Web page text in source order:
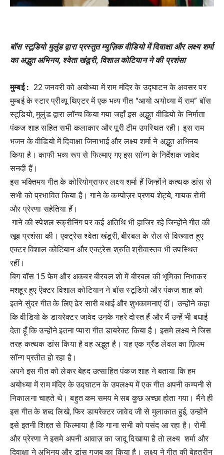
बॉस स्टूडियो मुलुंड द्वारा प्रस्तुत म्युज़िक वीडियो में दिवाक्षा और लक्ष्य शर्मा
का अद्भुत अभिनय, श्वेता खंडूरी, विशाल कोटियान ने की प्रशंसा
मुम्बई : 22 जनवरी को अयोध्या में राम मंदिर के उद्घाटन के अवसर पर
मुम्बई के स्टार प्रीव्यू थिएटर में एक भव्य गीत “आयो अयोध्या में राम” बॉस
स्टूडियो, मुलुंड द्वारा लॉन्च किया गया जहाँ इस अद्भुत वीडियो के निर्माता
पंकज शाह सहित सभी कलाकार और पूरी टीम उपस्थित रही। इस राम
भजन के वीडियो में दिवाक्षा जिनाभाई और लक्ष्य शर्मा ने अद्भुत अभिनय
किया है। काफी भव्य रूप से फिल्माए गए इस सॉन्ग के निर्देशक जावेद
सनदी हैं।
इस भक्तिमय गीत के कोरियोग्राफर लक्ष्य शर्मा हैं जिन्होंने कत्थक डांस से
सभी को प्रभावित किया है। गाने के कम्पोज़र प्रणय शेट्ये, गायक रोमी
और प्रेरणा सहेतिया हैं।
गाने की स्पेशल स्क्रीनिंग पर कई अतिथि भी हाजिर रहे जिन्होंने गीत की
खूब प्रशंसा की। एक्ट्रेस श्वेता खंडूरी, बीरबल के रोल से विख्यात हुए
एक्टर विशाल कोटियान और एक्ट्रेस श्रुति श्रीवास्तव भी उपस्थित
रहीं।
बिग बॉस 15 फेम और अकबर बीरबल शो में बीरबल की भूमिका निभाकर
मशहूर हुए ऎक्टर विशाल कोटियान ने बॉस स्टूडियो और पंकज शाह को
इतने सुंदर गीत के लिए ढेर सारी बधाई और शुभकामनाएं दीं। उन्होंने कहा
कि वीडियो के डायरेक्टर जावेद उनके गहरे दोस्त हैं और मैं उन्हें भी बधाई
देता हूँ कि उन्होंने इतना प्यारा गीत डायरेक्ट किया है। इसमे लक्ष्य ने जिस
तरह कत्थक डांस किया है वह अद्भुत है। यह एक ग्रैंड लेवल का फ़िल्म
सॉन्ग प्रतीत हो रहा है।
अपने इस गीत को लेकर बेहद उत्साहित पंकज शाह ने बताया कि हम
अयोध्या में राम मंदिर के उद्घाटन के उपलक्ष्य में एक गीत अपनी कम्पनी से
निकालना चाहते थे। बहुत कम समय मे सब कुछ अच्छा होता गया। मैंने ही
इस गीत के शब्द लिखे, फिर डायरेक्टर जावेद जी से मुलाकात हुई, उन्होंने
इसे इतनी शिद्दत से फिल्माया है कि गाना सभी को पसंद आ रहा है। रोमी
और प्रेरणा ने इसमे अपनी आवाज़ का जादू दिखाया है तो लक्ष्य शर्मा और
दिवाक्षा ने अभिनय और डांस गजब का किया है। लक्ष्य ने गीत की बेहतरीन